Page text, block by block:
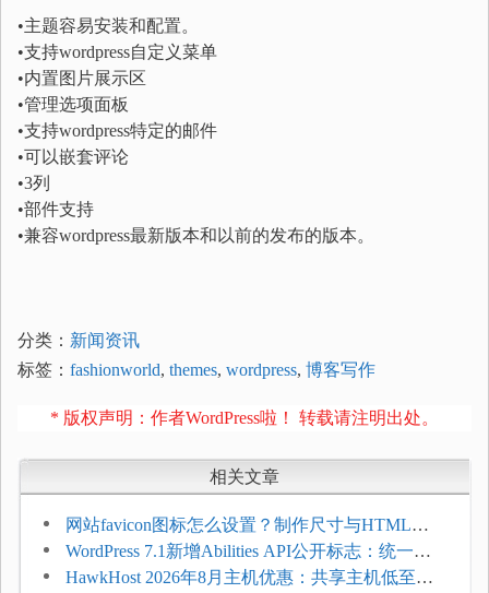
•主题容易安装和配置。
•支持wordpress自定义菜单
•内置图片展示区
•管理选项面板
•支持wordpress特定的邮件
•可以嵌套评论
•3列
•部件支持
•兼容wordpress最新版本和以前的发布的版本。
分类： 新闻资讯
标签： fashionworld, themes, wordpress, 博客写作
* 版权声明：作者WordPress啦！ 转载请注明出处。
相关文章
网站favicon图标怎么设置？制作尺寸与HTML添
加方法
WordPress 7.1新增Abilities API公开标志：统一支
持REST API、MCP与AI代理
HawkHost 2026年8月主机优惠：共享主机低至